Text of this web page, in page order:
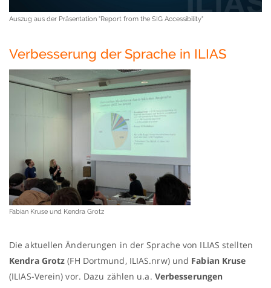
Auszug aus der Präsentation "Report from the SIG Accessibility"
Verbesserung der Sprache in ILIAS
Fabian Kruse und Kendra Grotz
Die aktuellen Änderungen in der Sprache von ILIAS stellten
Kendra Grotz (FH Dortmund, ILIAS.nrw) und Fabian Kruse
(ILIAS-Verein) vor. Dazu zählen u.a. Verbesserungen